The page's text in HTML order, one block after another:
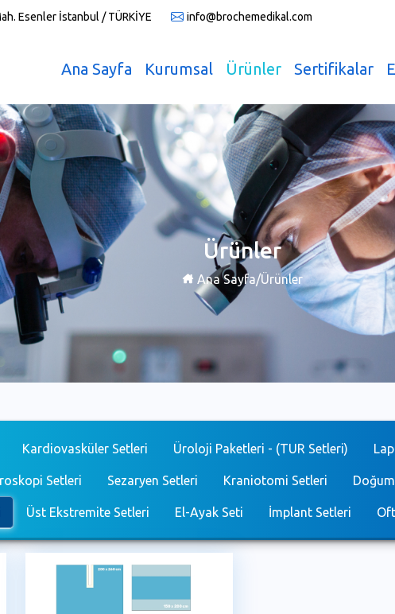
Esenler İstanbul / TÜRKİYE info@brochemedikal.com
Ana Sayfa Kurumsal Ürünler Sertifikalar
Ürünler
Ana Sayfa/Ürünler
Kardiovasküler Setleri Üroloji Paketleri - (TUR Setleri)
Setleri Sezaryen Setleri Kraniotomi Setleri
Üst Ekstremite Setleri El-Ayak Seti İmplant Setleri